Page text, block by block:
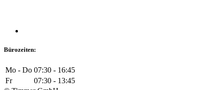
Bürozeiten:
Mo - Do 07:30 - 16:45
Fr
07:30 - 13:45